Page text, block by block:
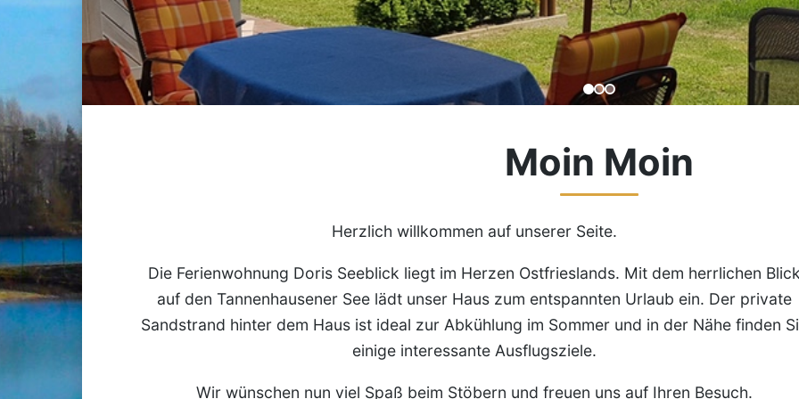
Moin Moin
Herzlich willkommen auf unserer Seite.
Die Ferienwohnung Doris Seeblick liegt im Herzen Ostfrieslands. Mit dem herrlichen
auf den Tannenhausener See lädt unser Haus zum entspannten Urlaub ein. Der private
Sandstrand hinter dem Haus ist ideal zur Abkühlung im Sommer und in der Nähe finden
einige interessante Ausflugsziele.
Wir wünschen nun viel Spaß beim Stöbern und freuen uns auf Ihren Besuch.